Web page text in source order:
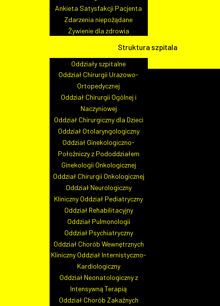
Ankieta Satysfakcji Pacjenta
Zdarzenia niepożądane
Żywienie dla zdrowia
Struktura szpitala
Oddziały szpitalne
Oddział Chirurgii Urazowo-
Ortopedycznej
Oddział Chirurgii Ogólnej i
Naczyniowej
Oddział Chirurgiczny dla Dzieci
Oddział Otolaryngologiczny
Oddział Ginekologiczno-
Położniczy z Pododdziałem
Ginekologii Onkologicznej
Oddział Chirurgii Onkologicznej
Oddział Neurologiczny
Kliniczny Oddział Pediatryczny
Oddział Rehabilitacyjny
Oddział Pulmonologii
Oddział Psychiatryczny
Oddział Chorób Wewnętrznych
Kliniczny Oddział Internistyczno-
Kardiologiczny
Oddział Neonatologiczny z
Intensywną Terapią
Oddział Chorób Zakaźnych